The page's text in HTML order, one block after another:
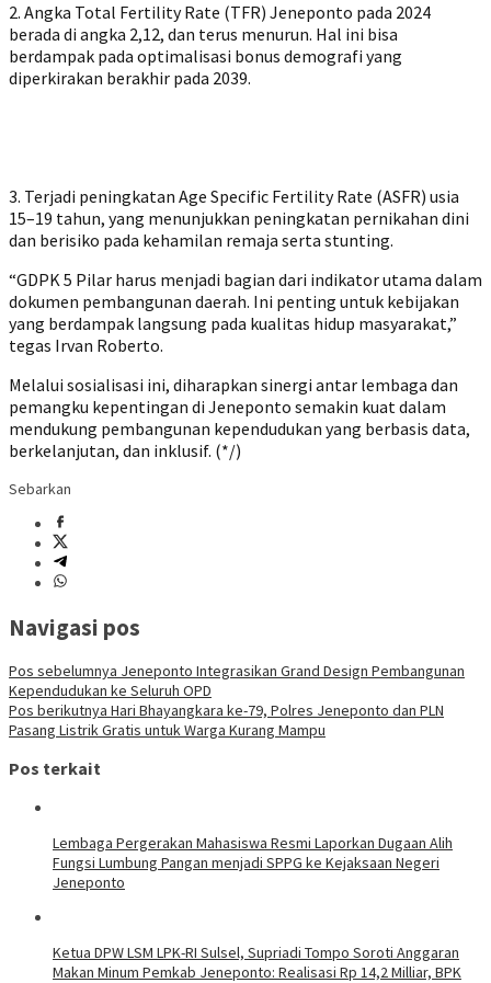
‎2. Angka Total Fertility Rate (TFR) Jeneponto pada 2024
berada di angka 2,12, dan terus menurun. Hal ini bisa
berdampak pada optimalisasi bonus demografi yang
diperkirakan berakhir pada 2039.
‎3. Terjadi peningkatan Age Specific Fertility Rate (ASFR) usia
15–19 tahun, yang menunjukkan peningkatan pernikahan dini
dan berisiko pada kehamilan remaja serta stunting.
‎“GDPK 5 Pilar harus menjadi bagian dari indikator utama dalam
dokumen pembangunan daerah. Ini penting untuk kebijakan
yang berdampak langsung pada kualitas hidup masyarakat,”
tegas Irvan Roberto.
‎Melalui sosialisasi ini, diharapkan sinergi antar lembaga dan
pemangku kepentingan di Jeneponto semakin kuat dalam
mendukung pembangunan kependudukan yang berbasis data,
berkelanjutan, dan inklusif. (*/)
Sebarkan
Navigasi pos
Pos sebelumnya Jeneponto Integrasikan Grand Design Pembangunan
Kependudukan ke Seluruh OPD
Pos berikutnya Hari Bhayangkara ke-79, Polres Jeneponto dan PLN
Pasang Listrik Gratis untuk Warga Kurang Mampu
Pos terkait
Lembaga Pergerakan Mahasiswa Resmi Laporkan Dugaan Alih
Fungsi Lumbung Pangan menjadi SPPG ke Kejaksaan Negeri
Jeneponto
Ketua DPW LSM LPK-RI Sulsel, Supriadi Tompo Soroti Anggaran
Makan Minum Pemkab Jeneponto: Realisasi Rp 14,2 Milliar, BPK